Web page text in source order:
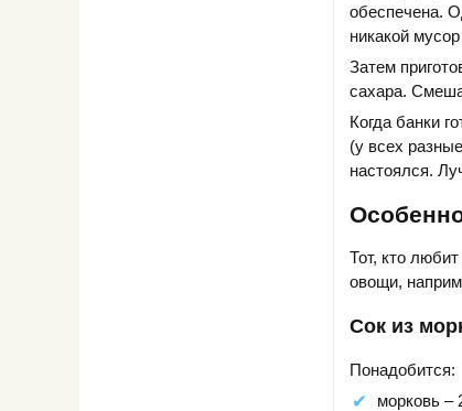
обеспечена.
никакой
Затем
сахара.
Когда банки
(у всех
настоялся.
Тот, кто
овощи,
Сок из
Понадобится:
морковь –